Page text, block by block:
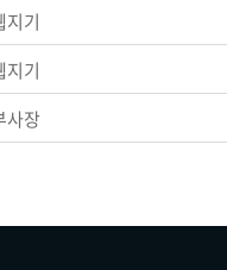
지기
지기
사장